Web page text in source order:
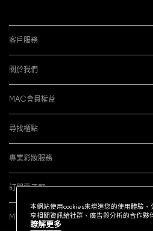
客戶服務
關於我們
MAC會員權益
尋找櫃點
專業彩妝服務
訂閱電子報
MY M·A·C / 登入
本網站使用cookies來增進您的使用體驗
享相關資訊給社群、廣告與分析的合作夥
瞭解更多